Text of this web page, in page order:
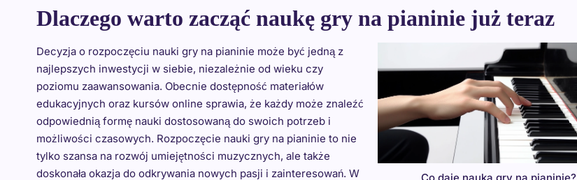
Dlaczego warto zacząć naukę gry na pianinie już teraz
Decyzja o rozpoczęciu nauki gry na pianinie może być jedną z
najlepszych inwestycji w siebie, niezależnie od wieku czy
poziomu zaawansowania. Obecnie dostępność materiałów
edukacyjnych oraz kursów online sprawia, że każdy może znaleźć
odpowiednią formę nauki dostosowaną do swoich potrzeb i
możliwości czasowych. Rozpoczęcie nauki gry na pianinie to nie
tylko szansa na rozwój umiejętności muzycznych, ale także
doskonała okazja do odkrywania nowych pasji i zainteresowań. W